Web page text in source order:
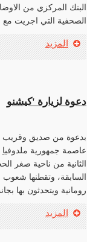
البنك المركزي من
الصحفية التي اجريت مع
المزيد
دعوة لزيارة 'كيشنو
بدعوة من صديق وقريب
عاصمة جمهورية
الثانية من ناحية صغر
السابقة، وتقطنها
رومانية ويتحدثون بها
المزيد